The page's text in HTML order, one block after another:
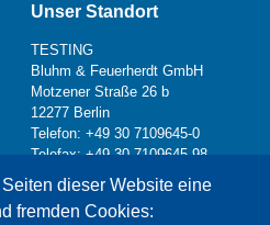
dieser Website eine
fremden Cookies:
Unser Standort
TESTING
Bluhm & Feuerherdt GmbH
Motzener Straße 26 b
12277 Berlin
Telefon: +49 30 7109645-0
Telefax: +49 30 7109645-98
info@testing.de